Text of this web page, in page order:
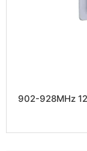
902-928MHz